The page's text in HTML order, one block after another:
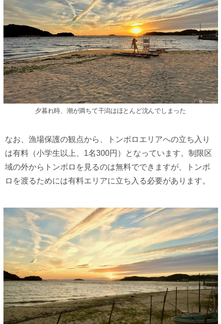
夕暮れ時、潮が満ちて干潟はほとんど沈んでしまった
なお、漁場保護の観点から、トンボロエリアへの立ち入り
は有料（小学生以上、1名300円）となっています。制限区
域の外からトンボロを見るのは無料でできますが、トンボ
ロを渡るためには有料エリアに立ち入る必要があります。